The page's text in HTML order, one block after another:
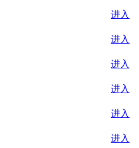
进入
进入
进入
进入
进入
进入